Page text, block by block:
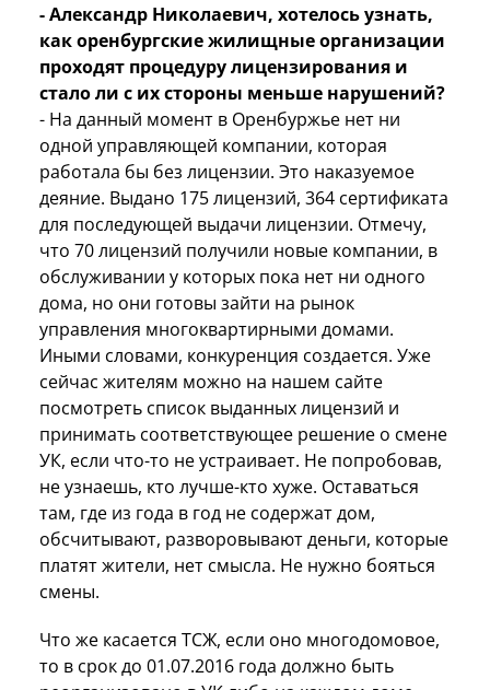
- Александр Николаевич, хотелось узнать,
как оренбургские жилищные организации
проходят процедуру лицензирования и
стало ли с их стороны меньше нарушений?
- На данный момент в Оренбуржье нет ни
одной управляющей компании, которая
работала бы без лицензии. Это наказуемое
деяние. Выдано 175 лицензий, 364 сертификата
для последующей выдачи лицензии. Отмечу,
что 70 лицензий получили новые компании, в
обслуживании у которых пока нет ни одного
дома, но они готовы зайти на рынок
управления многоквартирными домами.
Иными словами, конкуренция создается. Уже
сейчас жителям можно на нашем сайте
посмотреть список выданных лицензий и
принимать соответствующее решение о смене
УК, если что-то не устраивает. Не попробовав,
не узнаешь, кто лучше-кто хуже. Оставаться
там, где из года в год не содержат дом,
обсчитывают, разворовывают деньги, которые
платят жители, нет смысла. Не нужно бояться
смены.
Что же касается ТСЖ, если оно многодомовое,
то в срок до 01.07.2016 года должно быть